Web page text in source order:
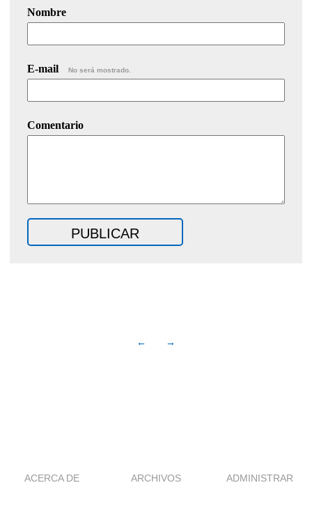
Nombre
E-mail No será mostrado.
Comentario
← →
ACERCA DE ARCHIVOS ADMINISTRAR